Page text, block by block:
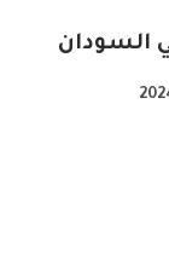
السودان